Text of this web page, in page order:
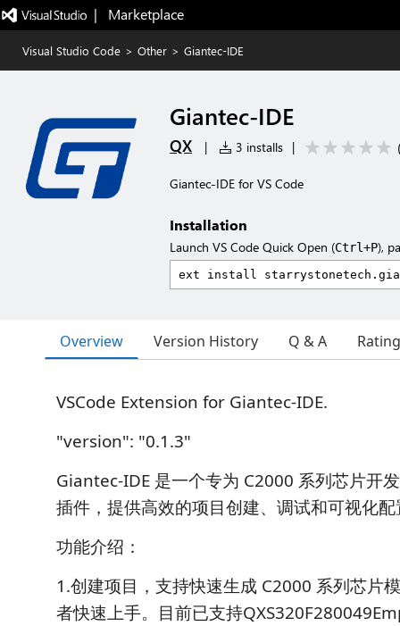
|   Marketplace
Visual Studio Code > Other > Giantec-IDE
Giantec-IDE
QX | 3 installs |
Giantec-IDE for VS Code
Installation
Launch VS Code Quick Open (Ctrl+P),
Overview Version History Q & A
VSCode Extension for Giantec-IDE.
"version": "0.1.3"
Giantec-IDE 是一个专为 C2000 系列芯片开
插件，提供高效的项目创建、调试和可视化
功能介绍：
1.创建项目，支持快速生成 C2000 系列芯片
者快速上手。目前已支持